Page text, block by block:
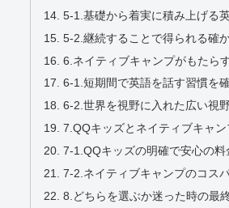
5-1.基礎から着実に積み上げる
5-2.継続することで得られる確
6.ネイティブキャンプがもたら
6-1.短期間で英語を話す習慣を
6-2.世界を視野に入れた広い視
7.QQキッズとネイティブキャ
7-1.QQキッズの明確で安心の料
7-2.ネイティブキャンプのコス
8.どちらを選ぶか迷った時の最